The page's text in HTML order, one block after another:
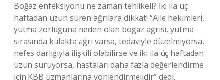
Boğaz enfeksiyonu ne zaman tehlikeli? İki ila üç
haftadan uzun süren ağrılara dikkat! “Aile hekimleri,
yutma zorluğuna neden olan boğaz ağrısı, yutma
sırasında kulakta ağrı varsa, tedaviyle düzelmiyorsa,
nefes darlığıyla ilişkili olabilirse ve iki ila üç haftadan
uzun sürüyorsa, hastaları daha fazla değerlendirme
için KBB uzmanlarına yönlendirmelidir” dedi.